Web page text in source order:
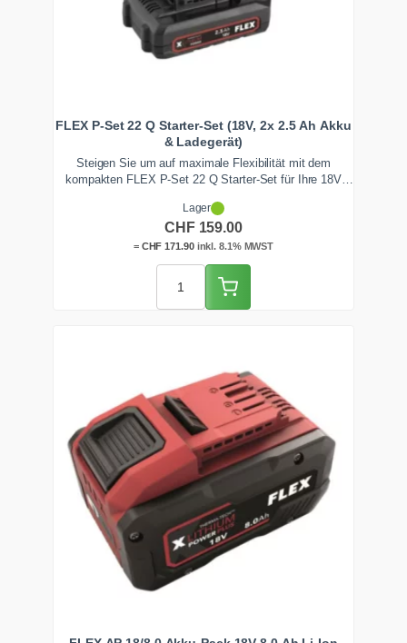
FLEX P-Set 22 Q Starter-Set (18V, 2x 2.5 Ah Akku
& Ladegerät)
Steigen Sie um auf maximale Flexibilität mit dem
kompakten FLEX P-Set 22 Q Starter-Set für Ihre 18V
extrem leichte 2.5 Ah Akkus und das passende
Ladegerät, um Ihre Flex-Geräte perfekt auszubalancieren
und die Handgelenke bei langen Einsätzen zu schonen.
Lager
CHF159.00
= CHF 171.90inkl. 8.1% MWST